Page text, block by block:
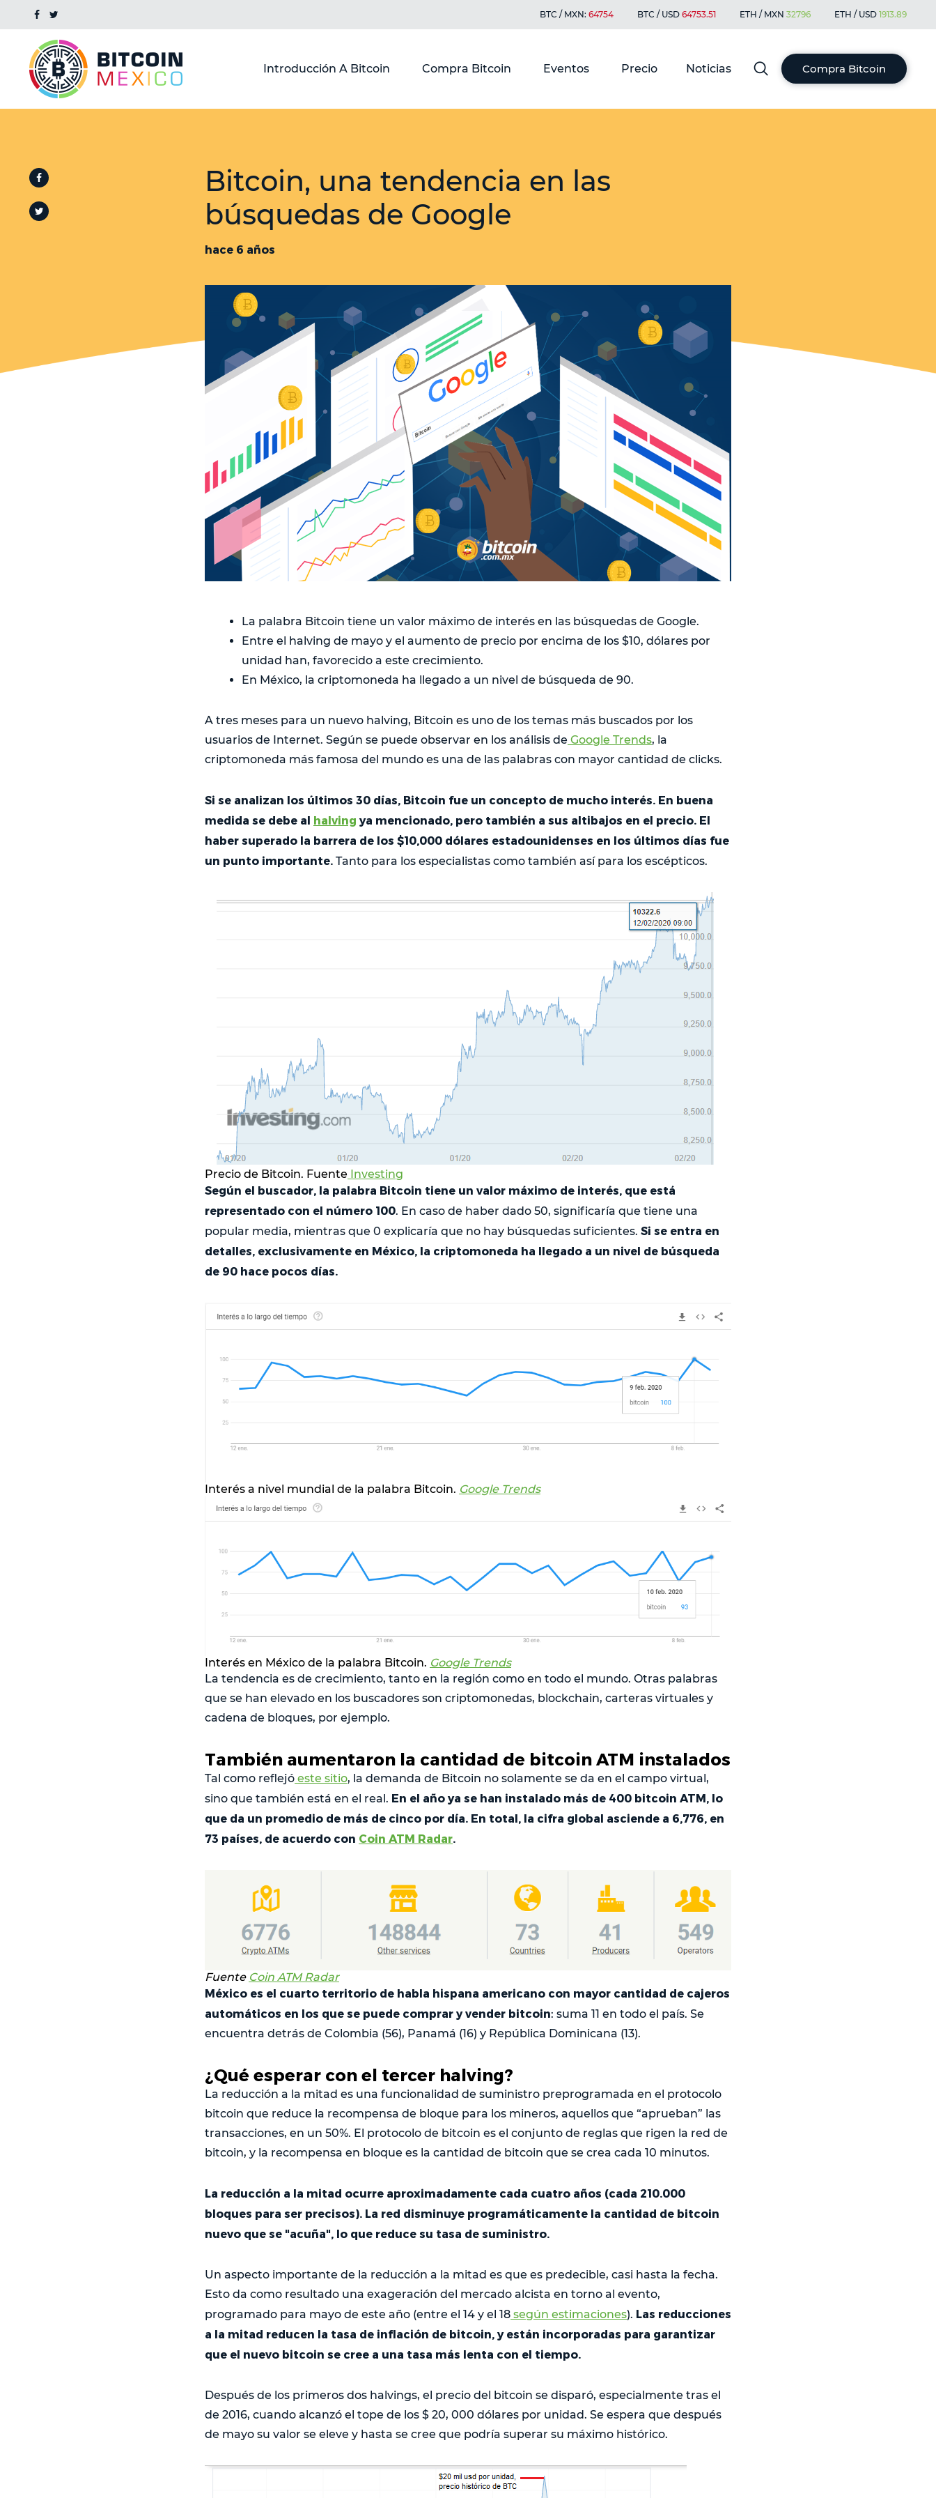
BTC / MXN: 64754 BTC / USD 64753.51 ETH / MXN 32796 ETH / USD 1913.89
Introducción A Bitcoin Compra Bitcoin Eventos Precio Noticias Compra Bitcoin
Bitcoin, una tendencia en las
búsquedas de Google
hace 6 años
La palabra Bitcoin tiene un valor máximo de interés en las búsquedas de Google.
Entre el halving de mayo y el aumento de precio por encima de los $10, dólares por
unidad han, favorecido a este crecimiento.
En México, la criptomoneda ha llegado a un nivel de búsqueda de 90.
A tres meses para un nuevo halving, Bitcoin es uno de los temas más buscados por los
usuarios de Internet. Según se puede observar en los análisis de Google Trends, la
criptomoneda más famosa del mundo es una de las palabras con mayor cantidad de clicks.
Si se analizan los últimos 30 días, Bitcoin fue un concepto de mucho interés. En buena
medida se debe al halving ya mencionado, pero también a sus altibajos en el precio. El
haber superado la barrera de los $10,000 dólares estadounidenses en los últimos días fue
un punto importante. Tanto para los especialistas como también así para los escépticos.
Precio de Bitcoin. Fuente Investing
Según el buscador, la palabra Bitcoin tiene un valor máximo de interés, que está
representado con el número 100. En caso de haber dado 50, significaría que tiene una
popular media, mientras que 0 explicaría que no hay búsquedas suficientes. Si se entra en
detalles, exclusivamente en México, la criptomoneda ha llegado a un nivel de búsqueda
de 90 hace pocos días.
Interés a nivel mundial de la palabra Bitcoin. Google Trends
Interés en México de la palabra Bitcoin. Google Trends
La tendencia es de crecimiento, tanto en la región como en todo el mundo. Otras palabras
que se han elevado en los buscadores son criptomonedas, blockchain, carteras virtuales y
cadena de bloques, por ejemplo.
También aumentaron la cantidad de bitcoin ATM instalados
Tal como reflejó este sitio, la demanda de Bitcoin no solamente se da en el campo virtual,
sino que también está en el real. En el año ya se han instalado más de 400 bitcoin ATM, lo
que da un promedio de más de cinco por día. En total, la cifra global asciende a 6,776, en
73 países, de acuerdo con Coin ATM Radar.
Fuente Coin ATM Radar
México es el cuarto territorio de habla hispana americano con mayor cantidad de cajeros
automáticos en los que se puede comprar y vender bitcoin: suma 11 en todo el país. Se
encuentra detrás de Colombia (56), Panamá (16) y República Dominicana (13).
¿Qué esperar con el tercer halving?
La reducción a la mitad es una funcionalidad de suministro preprogramada en el protocolo
bitcoin que reduce la recompensa de bloque para los mineros, aquellos que “aprueban” las
transacciones, en un 50%. El protocolo de bitcoin es el conjunto de reglas que rigen la red de
bitcoin, y la recompensa en bloque es la cantidad de bitcoin que se crea cada 10 minutos.
La reducción a la mitad ocurre aproximadamente cada cuatro años (cada 210.000
bloques para ser precisos). La red disminuye programáticamente la cantidad de bitcoin
nuevo que se "acuña", lo que reduce su tasa de suministro.
Un aspecto importante de la reducción a la mitad es que es predecible, casi hasta la fecha.
Esto da como resultado una exageración del mercado alcista en torno al evento,
programado para mayo de este año (entre el 14 y el 18 según estimaciones). Las reducciones
a la mitad reducen la tasa de inflación de bitcoin, y están incorporadas para garantizar
que el nuevo bitcoin se cree a una tasa más lenta con el tiempo.
Después de los primeros dos halvings, el precio del bitcoin se disparó, especialmente tras el
de 2016, cuando alcanzó el tope de los $ 20, 000 dólares por unidad. Se espera que después
de mayo su valor se eleve y hasta se cree que podría superar su máximo histórico.